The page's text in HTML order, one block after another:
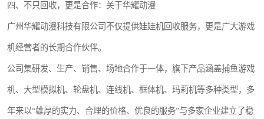
四、不只回收，更是合作：关于华耀动漫
广州华耀动漫科技有限公司不仅提供娃娃机回收服务，更是广大游戏
机经营者的长期合作伙伴。
公司集研发、生产、销售、场地合作于一体，旗下产品涵盖捕鱼游戏
机、大型模拟机、轮盘机、连线机、框体机、玛莉机等多种类型，多
年来以“雄厚的实力、合理的价格、优良的服务”与多家企业建立了稳